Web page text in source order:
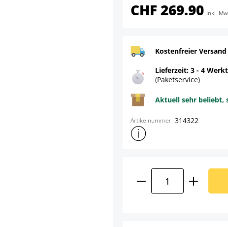
CHF 269.90 inkl.
Kostenfreier
Lieferzeit: 3 - 4
(Paketservice)
Aktuell sehr beliebt,
Artikelnummer: 314322
Weitere
Produkt Anzahl: